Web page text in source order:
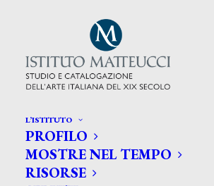
L’ISTITUTO
PROFILO
MOSTRE NEL TEMPO
RISORSE
CERCA TRA GLI ARTISTI: